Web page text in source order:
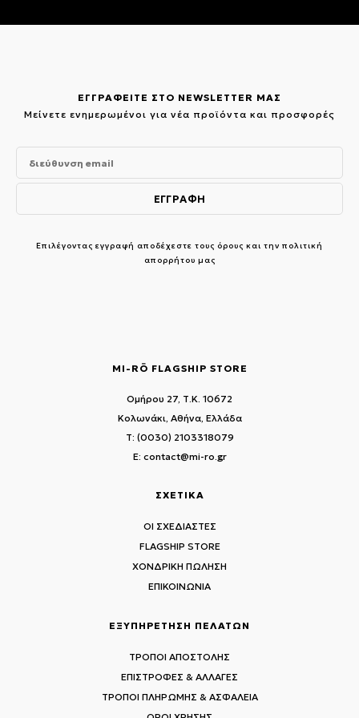
ΕΓΓΡΑΦΕΙΤΕ ΣΤΟ NEWSLETTER ΜΑΣ
Μείνετε ενημερωμένοι για νέα προϊόντα και προσφορές
Επιλέγοντας εγγραφή αποδέχεστε τους όρους και την πολιτική
απορρήτου μας
MI-RŌ FLAGSHIP STORE
Ομήρου 27, Τ.Κ. 10672
Κολωνάκι, Αθήνα, Ελλάδα
T: (0030) 2103318079
E: contact@mi-ro.gr
ΣΧΕΤΙΚΑ
ΟΙ ΣΧΕΔΙΑΣΤΕΣ
FLAGSHIP STORE
ΧΟΝΔΡΙΚΗ ΠΩΛΗΣΗ
ΕΠΙΚΟΙΝΩΝΙΑ
ΕΞΥΠΗΡΕΤΗΣΗ ΠΕΛΑΤΩΝ
ΤΡΟΠΟΙ ΑΠΟΣΤΟΛΗΣ
ΕΠΙΣΤΡΟΦΕΣ & ΑΛΛΑΓΕΣ
ΤΡΟΠΟΙ ΠΛΗΡΩΜΗΣ & ΑΣΦΑΛΕΙΑ